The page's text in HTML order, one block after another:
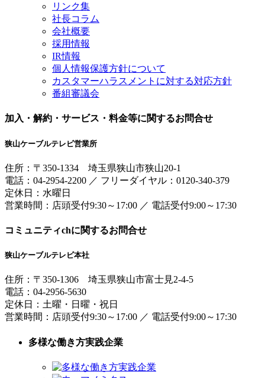
リンク集
社長コラム
会社概要
採用情報
IR情報
個人情報保護方針について
カスタマーハラスメントに対する対応方針
番組審議会
加入・解約・サービス・料金等に関するお問合せ
狭山ケーブルテレビ営業所
住所： 〒350-1334 埼玉県狭山市狭山20-1
電話： 04-2954-2200 ／ フリーダイヤル：0120-340-379
定休日：水曜日
営業時間： 店頭受付9:30～17:00 ／ 電話受付9:00～17:30
コミュニティchに関するお問合せ
狭山ケーブルテレビ本社
住所： 〒350-1306 埼玉県狭山市富士見2-4-5
電話： 04-2956-5630
定休日：土曜・日曜・祝日
営業時間： 店頭受付9:30～17:00 ／ 電話受付9:00～17:30
多様な働き方実践企業